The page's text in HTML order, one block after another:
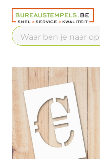
Chat 24/
voor
Contact